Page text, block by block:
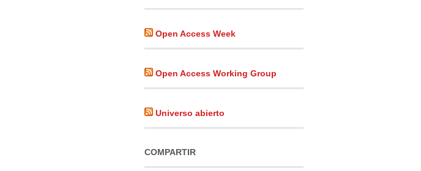
Open Access Week
Open Access Working Group
Universo abierto
COMPARTIR